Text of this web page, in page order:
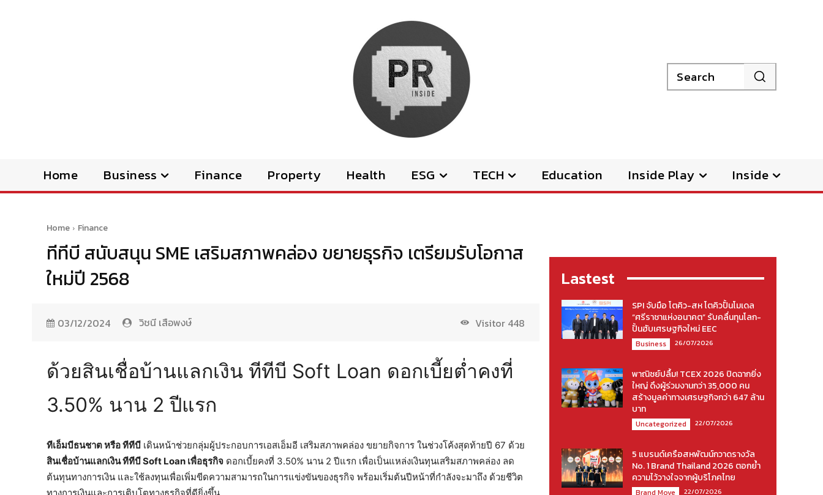
Search
Home Business Finance Property Health ESG TECH Education Inside Play Inside
Home Finance
ทีทีบี สนับสนุน SME เสริมสภาพคล่อง ขยายธุรกิจ เตรียมรับโอกาส
ใหม่ปี 2568
03/12/2024 วิชนี เสือพงษ์ Visitor 448
ด้วยสินเชื่อบ้านแลกเงิน ทีทีบี Soft Loan ดอกเบี้ยต่ำคงที่
3.50% นาน 2 ปีแรก
ทีเอ็มบีธนชาต หรือ ทีทีบี เดินหน้าช่วยกลุ่มผู้ประกอบการเอสเอ็มอี เสริมสภาพคล่อง ขยายกิจการ ในช่วงโค้งสุดท้ายปี 67 ด้วย
สินเชื่อบ้านแลกเงิน ทีทีบีSoft Loan เพื่อธุรกิจ ดอกเบี้ยคงที่ 3.50% นาน 2 ปีแรก เพื่อเป็นแหล่งเงินทุนเสริมสภาพคล่อง ลด
ต้นทุนทางการเงิน และใช้ลงทุนเพื่อเพิ่มขีดความสามารถในการแข่งขันของธุรกิจ พร้อมเริ่มต้นปีหน้าที่กำลังจะมาถึง ด้วยชีวิต
Lastest
SPI จับมือ โตคิว-สห โตคิวปั้นโมเดล
“ศรีราชาแห่งอนาคต” รับคลื่นทุนโลก-
ปั้นฮับเศรษฐกิจใหม่ EEC
Business 26/07/2026
พาณิชย์ปลื้ม! TCEX 2026 ปิดฉากยิ่ง
ใหญ่ ดึงผู้ร่วมงานกว่า 35,000 คน
สร้างมูลค่าทางเศรษฐกิจกว่า 647 ล้าน
บาท
Uncategorized 22/07/2026
5 แบรนด์เครือสหพัฒน์กวาดรางวัล
No. 1 Brand Thailand 2026 ตอกย้ำ
ความไว้วางใจจากผู้บริโภคไทย
Brand Move 22/07/2026